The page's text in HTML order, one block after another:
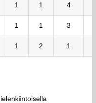
1 1 4
1 1 3
1 2 1